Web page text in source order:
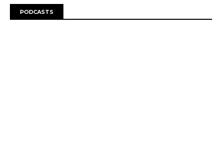
PODCASTS